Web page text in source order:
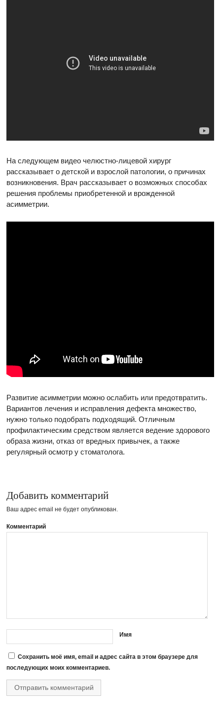
На следующем видео челюстно-лицевой хирург
рассказывает о детской и взрослой патологии, о причинах
возникновения. Врач рассказывает о возможных способах
решения проблемы приобретенной и врожденной
асимметрии.
Развитие асимметрии можно ослабить или предотвратить.
Вариантов лечения и исправления дефекта множество,
нужно только подобрать подходящий. Отличным
профилактическим средством является ведение здорового
образа жизни, отказ от вредных привычек, а также
регулярный осмотр у стоматолога.
Добавить комментарий
Ваш адрес email не будет опубликован.
Комментарий
Имя
Сохранить моё имя, email и адрес сайта в этом браузере для
последующих моих комментариев.